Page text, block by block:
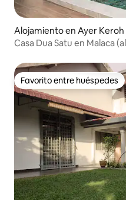
Alojamiento en Ayer Keroh
Casa Dua Satu en Malaca
Favorito entre huéspedes
Favorito entre huéspedes